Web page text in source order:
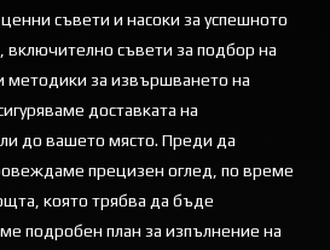
съвети и насоки за успешното
съвети за подбор на
за извършването на
доставката на
до вашето място. Преди да
прецизен оглед, по време
която трябва да бъде
подробен план за изпълнение на